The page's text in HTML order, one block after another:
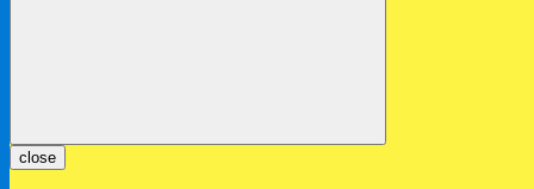
close